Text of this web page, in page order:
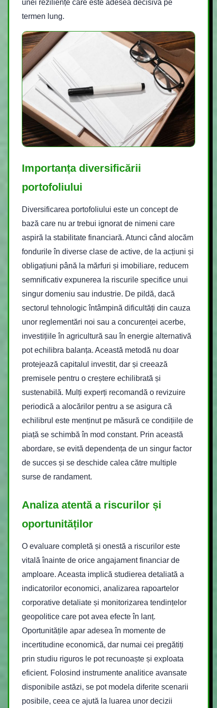
unei reziliențe care este adesea decisivă pe
termen lung.
Importanța diversificării
portofoliului
Diversificarea portofoliului este un concept de
bază care nu ar trebui ignorat de nimeni care
aspiră la stabilitate financiară. Atunci când alocăm
fondurile în diverse clase de active, de la acțiuni și
obligațiuni până la mărfuri și imobiliare, reducem
semnificativ expunerea la riscurile specifice unui
singur domeniu sau industrie. De pildă, dacă
sectorul tehnologic întâmpină dificultăți din cauza
unor reglementări noi sau a concurenței acerbe,
investițiile în agricultură sau în energie alternativă
pot echilibra balanța. Această metodă nu doar
protejează capitalul investit, dar și creează
premisele pentru o creștere echilibrată și
sustenabilă. Mulți experți recomandă o revizuire
periodică a alocărilor pentru a se asigura că
echilibrul este menținut pe măsură ce condițiile de
piață se schimbă în mod constant. Prin această
abordare, se evită dependența de un singur factor
de succes și se deschide calea către multiple
surse de randament.
Analiza atentă a riscurilor și
oportunităților
O evaluare completă și onestă a riscurilor este
vitală înainte de orice angajament financiar de
amploare. Aceasta implică studierea detaliată a
indicatorilor economici, analizarea rapoartelor
corporative detaliate și monitorizarea tendințelor
geopolitice care pot avea efecte în lanț.
Oportunitățile apar adesea în momente de
incertitudine economică, dar numai cei pregătiți
prin studiu riguros le pot recunoaște și exploata
eficient. Folosind instrumente analitice avansate
disponibile astăzi, se pot modela diferite scenarii
posibile, ceea ce ajută la luarea unor decizii